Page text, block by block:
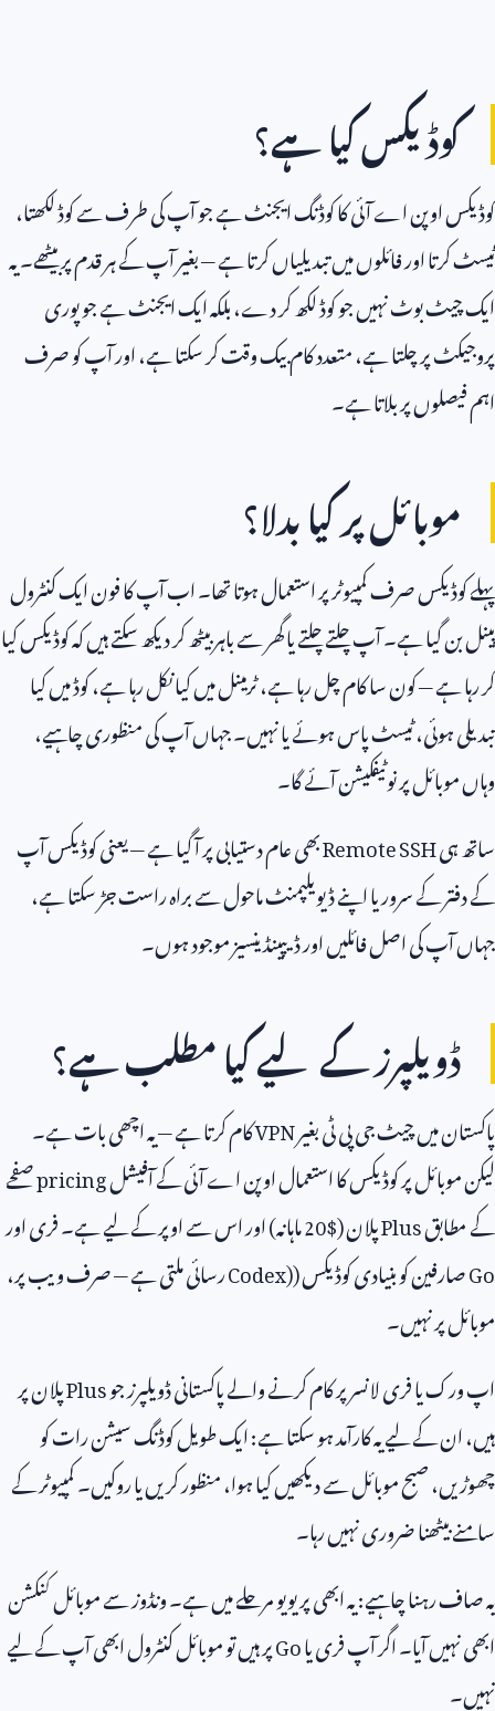
کوڈیکس کیا ہے؟
کوڈیکس اوپن اے آئی کا کوڈنگ ایجنٹ ہے جو آپ کی طرف سے کوڈ لکھتا،
ٹیسٹ کرتا اور فائلوں میں تبدیلیاں کرتا ہے — بغیر آپ کے ہر قدم پر بیٹھے۔ یہ
ایک چیٹ بوٹ نہیں جو کوڈ لکھ کر دے، بلکہ ایک ایجنٹ ہے جو پوری
پروجیکٹ پر چلتا ہے، متعدد کام بیک وقت کر سکتا ہے، اور آپ کو صرف
اہم فیصلوں پر بلاتا ہے۔
موبائل پر کیا بدلا؟
پہلے کوڈیکس صرف کمپیوٹر پر استعمال ہوتا تھا۔ اب آپ کا فون ایک کنٹرول
پینل بن گیا ہے۔ آپ چلتے چلتے یا گھر سے باہر بیٹھ کر دیکھ سکتے ہیں کہ کوڈیکس کیا
کر رہا ہے — کون سا کام چل رہا ہے، ٹرمینل میں کیا نکل رہا ہے، کوڈ میں کیا
تبدیلی ہوئی، ٹیسٹ پاس ہوئے یا نہیں۔ جہاں آپ کی منظوری چاہیے،
وہاں موبائل پر نوٹیفکیشن آئے گا۔
ساتھ ہیRemote SSHبھی عام دستیابی پر آ گیا ہے — یعنی کوڈیکس آپ
کے دفتر کے سرور یا اپنے ڈیویلپمنٹ ماحول سے براہ راست جڑ سکتا ہے،
جہاں آپ کی اصل فائلیں اور ڈیپینڈینسیز موجود ہوں۔
ڈویلپرز کے لیے کیا مطلب ہے؟
پاکستان میں چیٹ جی پی ٹی بغیرVPNکام کرتا ہے — یہ اچھی بات ہے۔
لیکن موبائل پر کوڈیکس کا استعمال اوپن اے آئی کے آفیشلpricingصفحے
کے مطابقPlusپلان ($20ماہانہ) اور اس سے اوپر کے لیے ہے۔ فری اور
Goصارفین کو بنیادی کوڈیکس (Codex)رسائی ملتی ہے — صرف ویب پر،
موبائل پر نہیں۔
اپ ورک یا فری لانسر پر کام کرنے والے پاکستانی ڈویلپرز جوPlusپلان پر
ہیں، ان کے لیے یہ کارآمد ہو سکتا ہے: ایک طویل کوڈنگ سیشن رات کو
چھوڑیں، صبح موبائل سے دیکھیں کیا ہوا، منظور کریں یا روکیں۔ کمپیوٹر کے
سامنے بیٹھنا ضروری نہیں رہا۔
یہ صاف رہنا چاہیے: یہ ابھی پریویو مرحلے میں ہے۔ ونڈوز سے موبائل کنکشن
ابھی نہیں آیا۔ اگر آپ فری یاGoپر ہیں تو موبائل کنٹرول ابھی آپ کے لیے
نہیں۔